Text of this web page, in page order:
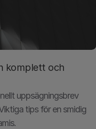
komplett och
uppsägningsbrev
tips för en smidig